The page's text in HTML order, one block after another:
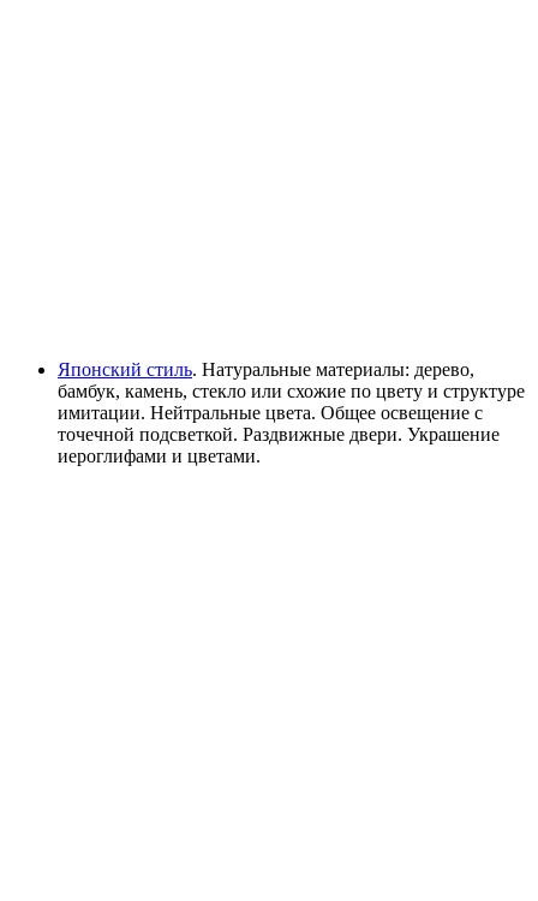
Японский стиль. Натуральные материалы: дерево,
бамбук, камень, стекло или схожие по цвету и структуре
имитации. Нейтральные цвета. Общее освещение с
точечной подсветкой. Раздвижные двери. Украшение
иероглифами и цветами.